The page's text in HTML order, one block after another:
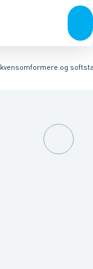
Forgreningsmateriel
og
og softstartere
Soft Starter